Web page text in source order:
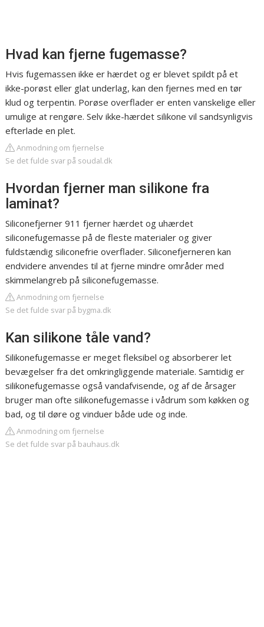
Hvad kan fjerne fugemasse?
Hvis fugemassen ikke er hærdet og er blevet spildt på et
ikke-porøst eller glat underlag, kan den fjernes med en tør
klud og terpentin. Porøse overflader er enten vanskelige eller
umulige at rengøre. Selv ikke-hærdet silikone vil sandsynligvis
efterlade en plet.
Anmodning om fjernelse
Se det fulde svar på soudal.dk
Hvordan fjerner man silikone fra
laminat?
Siliconefjerner 911 fjerner hærdet og uhærdet
siliconefugemasse på de fleste materialer og giver
fuldstændig siliconefrie overflader. Siliconefjerneren kan
endvidere anvendes til at fjerne mindre områder med
skimmelangreb på siliconefugemasse.
Anmodning om fjernelse
Se det fulde svar på bygma.dk
Kan silikone tåle vand?
Silikonefugemasse er meget fleksibel og absorberer let
bevægelser fra det omkringliggende materiale. Samtidig er
silikonefugemasse også vandafvisende, og af de årsager
bruger man ofte silikonefugemasse i vådrum som køkken og
bad, og til døre og vinduer både ude og inde.
Anmodning om fjernelse
Se det fulde svar på bauhaus.dk